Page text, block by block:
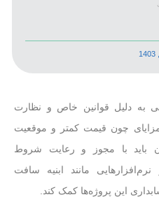
به دلیل قوانین خاص و نظارت
چون قیمت کمتر و موقعیت
باید با مجوز و رعایت شروط
مانند ابنیه سافت
این پروژه‌ها کمک کند.